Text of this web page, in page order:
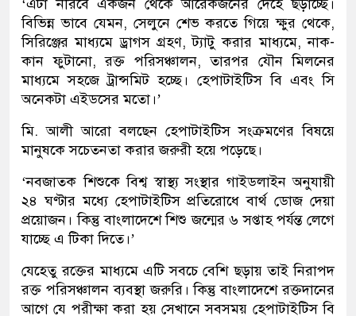
‘এটা নীরবে একজন থেকে আরেকজনের দেহে ছড়াচ্ছে।
বিভিন্ন ভাবে যেমন, সেলুনে শেভ করতে গিয়ে ক্ষুর থেকে,
সিরিঞ্জের মাধ্যমে ড্রাগস গ্রহণ, ট্যাটু করার মাধ্যমে, নাক-
কান ফুটানো, রক্ত পরিসঞ্চালন, তারপর যৌন মিলনের
মাধ্যমে সহজে ট্রান্সমিট হচ্ছে। হেপাটাইটিস বি এবং সি
অনেকটা এইডসের মতো।’
মি. আলী আরো বলছেন হেপাটাইটিস সংক্রমণের বিষয়ে
মানুষকে সচেতনতা করার জরুরী হয়ে পড়েছে।
‘নবজাতক শিশুকে বিশ্ব স্বাস্থ্য সংস্থার গাইডলাইন অনুযায়ী
২৪ ঘণ্টার মধ্যে হেপাটাইটিস প্রতিরোধে বার্থ ডোজ দেয়া
প্রয়োজন। কিন্তু বাংলাদেশে শিশু জন্মের ৬ সপ্তাহ পর্যন্ত লেগে
যাচ্ছে এ টিকা দিতে।’
যেহেতু রক্তের মাধ্যমে এটি সবচে বেশি ছড়ায় তাই নিরাপদ
রক্ত পরিসঞ্চালন ব্যবস্থা জরুরি। কিন্তু বাংলাদেশে রক্তদানের
আগে যে পরীক্ষা করা হয় সেখানে সবসময় হেপাটাইটিস বি